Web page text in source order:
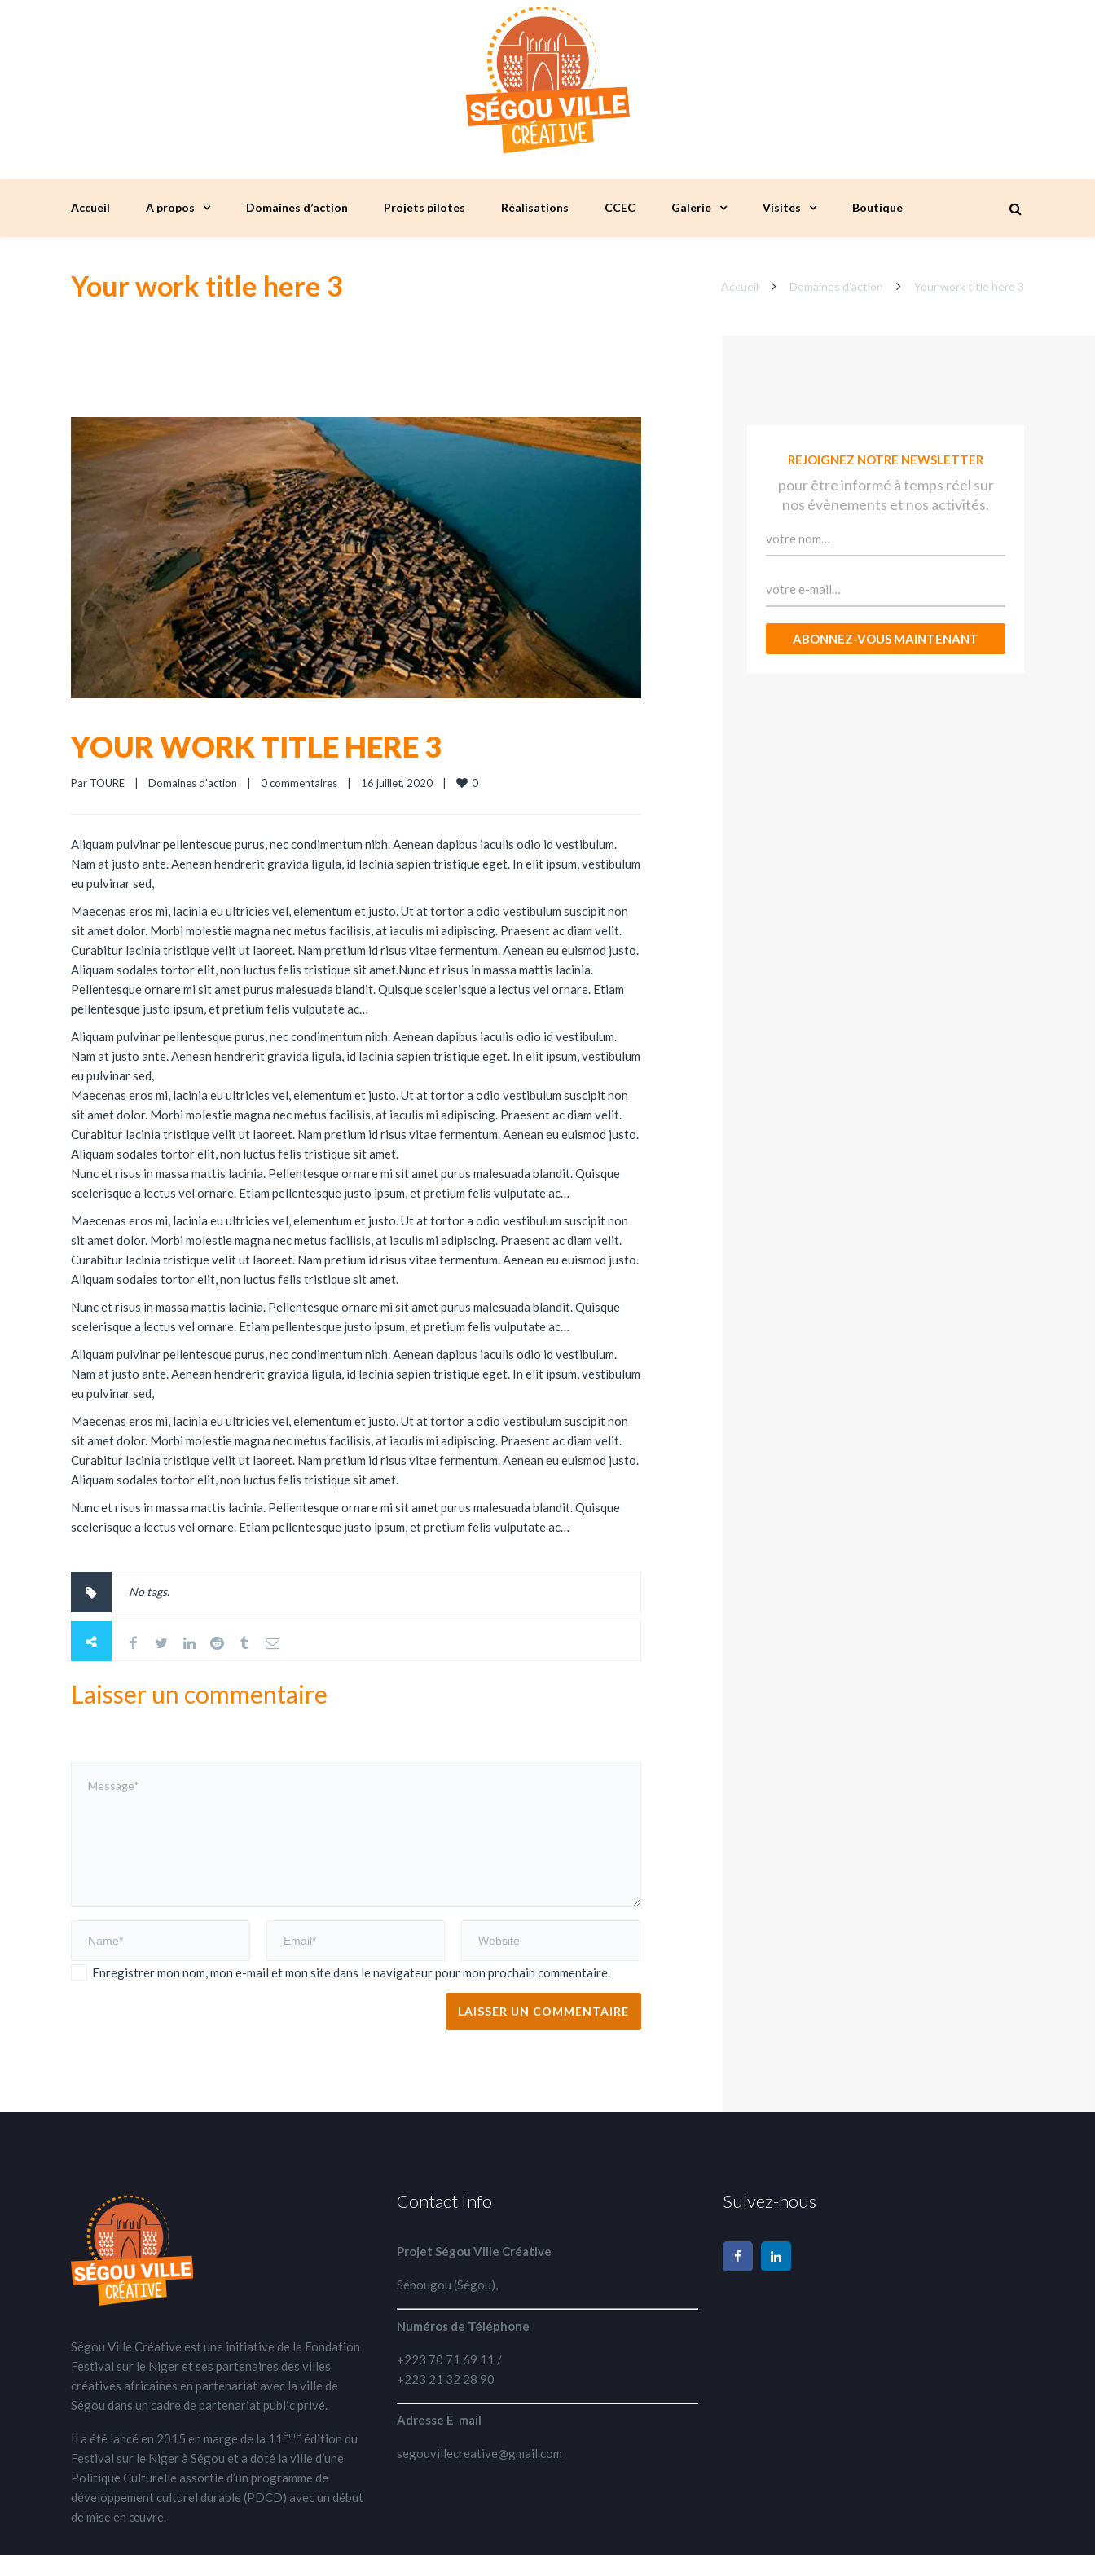
Accueil A propos Domaines d’action Projets pilotes Réalisations CCEC Galerie Visites Boutique
Your work title here 3 Accueil Domaines d'action Your work title here 3
YOUR WORK TITLE HERE 3
Par TOURE Domaines d'action 0 commentaires 16 juillet, 2020 0
Aliquam pulvinar pellentesque purus, nec condimentum nibh. Aenean dapibus iaculis odio id vestibulum.
Nam at justo ante. Aenean hendrerit gravida ligula, id lacinia sapien tristique eget. In elit ipsum, vestibulum
eu pulvinar sed,
Maecenas eros mi, lacinia eu ultricies vel, elementum et justo. Ut at tortor a odio vestibulum suscipit non
sit amet dolor. Morbi molestie magna nec metus facilisis, at iaculis mi adipiscing. Praesent ac diam velit.
Curabitur lacinia tristique velit ut laoreet. Nam pretium id risus vitae fermentum. Aenean eu euismod justo.
Aliquam sodales tortor elit, non luctus felis tristique sit amet.Nunc et risus in massa mattis lacinia.
Pellentesque ornare mi sit amet purus malesuada blandit. Quisque scelerisque a lectus vel ornare. Etiam
pellentesque justo ipsum, et pretium felis vulputate ac…
Aliquam pulvinar pellentesque purus, nec condimentum nibh. Aenean dapibus iaculis odio id vestibulum.
Nam at justo ante. Aenean hendrerit gravida ligula, id lacinia sapien tristique eget. In elit ipsum, vestibulum
eu pulvinar sed,
Maecenas eros mi, lacinia eu ultricies vel, elementum et justo. Ut at tortor a odio vestibulum suscipit non
sit amet dolor. Morbi molestie magna nec metus facilisis, at iaculis mi adipiscing. Praesent ac diam velit.
Curabitur lacinia tristique velit ut laoreet. Nam pretium id risus vitae fermentum. Aenean eu euismod justo.
Aliquam sodales tortor elit, non luctus felis tristique sit amet.
Nunc et risus in massa mattis lacinia. Pellentesque ornare mi sit amet purus malesuada blandit. Quisque
scelerisque a lectus vel ornare. Etiam pellentesque justo ipsum, et pretium felis vulputate ac…
Maecenas eros mi, lacinia eu ultricies vel, elementum et justo. Ut at tortor a odio vestibulum suscipit non
sit amet dolor. Morbi molestie magna nec metus facilisis, at iaculis mi adipiscing. Praesent ac diam velit.
Curabitur lacinia tristique velit ut laoreet. Nam pretium id risus vitae fermentum. Aenean eu euismod justo.
Aliquam sodales tortor elit, non luctus felis tristique sit amet.
Nunc et risus in massa mattis lacinia. Pellentesque ornare mi sit amet purus malesuada blandit. Quisque
scelerisque a lectus vel ornare. Etiam pellentesque justo ipsum, et pretium felis vulputate ac…
Aliquam pulvinar pellentesque purus, nec condimentum nibh. Aenean dapibus iaculis odio id vestibulum.
Nam at justo ante. Aenean hendrerit gravida ligula, id lacinia sapien tristique eget. In elit ipsum, vestibulum
eu pulvinar sed,
Maecenas eros mi, lacinia eu ultricies vel, elementum et justo. Ut at tortor a odio vestibulum suscipit non
sit amet dolor. Morbi molestie magna nec metus facilisis, at iaculis mi adipiscing. Praesent ac diam velit.
Curabitur lacinia tristique velit ut laoreet. Nam pretium id risus vitae fermentum. Aenean eu euismod justo.
Aliquam sodales tortor elit, non luctus felis tristique sit amet.
Nunc et risus in massa mattis lacinia. Pellentesque ornare mi sit amet purus malesuada blandit. Quisque
scelerisque a lectus vel ornare. Etiam pellentesque justo ipsum, et pretium felis vulputate ac…
No tags.
Laisser un commentaire
Enregistrer mon nom, mon e-mail et mon site dans le navigateur pour mon prochain commentaire.
REJOIGNEZ NOTRE NEWSLETTER
pour être informé à temps réel sur
nos évènements et nos activités.
Ségou Ville Créative est une initiative de la Fondation
Festival sur le Niger et ses partenaires des villes
créatives africaines en partenariat avec la ville de
Ségou dans un cadre de partenariat public privé.
Il a été lancé en 2015 en marge de la 11 ème édition du
Festival sur le Niger à Ségou et a doté la ville d’une
Politique Culturelle assortie d’un programme de
développement culturel durable (PDCD) avec un début
de mise en œuvre.
Contact Info
Projet Ségou Ville Créative
Sébougou (Ségou),
Numéros de Téléphone
+223 70 71 69 11 /
+223 21 32 28 90
Adresse E-mail
segouvillecreative@gmail.com
Suivez-nous